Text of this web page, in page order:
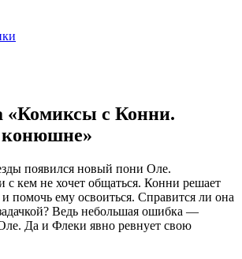
«Комиксы с Конни.
появился новый пони Оле.
с кем не хочет общаться. Конни решает
помочь ему освоиться. Справится ли она
Ведь небольшая ошибка —
Да и Флеки явно ревнует свою